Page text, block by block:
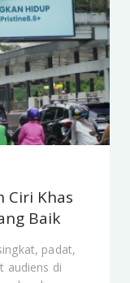
Ciri Khas
Baik
padat,
audiens di